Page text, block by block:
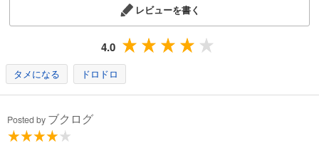
算数や数学の力を上げることはもちろん、データ社会の中を賢く生き抜
き、
ビッグデータ、人工知能などを活用していくことが求められる
これからの時代に必要なデータサイエンスの基本が身につく1冊です。
レビューを書く
4.0
タメになる ドロドロ
Posted by ブクログ